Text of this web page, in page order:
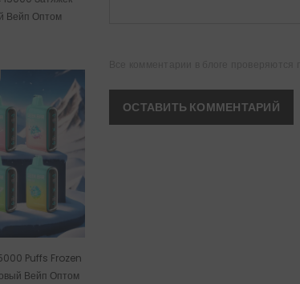
Вейп Оптом
Puffs Frozen
Вейп Оптом